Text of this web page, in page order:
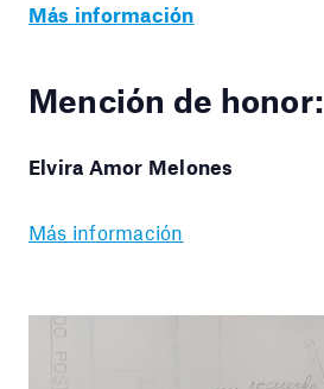
Más información
Mención de honor:
Elvira Amor Melones
Más información